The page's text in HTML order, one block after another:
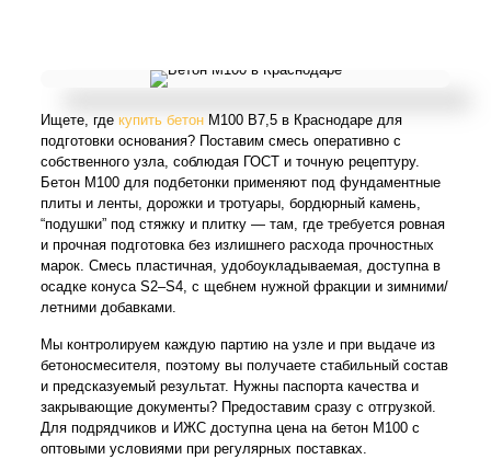
ПОЛУЧИТЬ
Ищете, где купить бетонМ100 В7,5 в Краснодаре для
подготовки основания? Поставим смесь оперативно с
собственного узла, соблюдая ГОСТ и точную рецептуру.
Бетон М100 для подбетонки применяют под фундаментные
плиты и ленты, дорожки и тротуары, бордюрный камень,
“подушки” под стяжку и плитку — там, где требуется ровная
и прочная подготовка без излишнего расхода прочностных
марок. Смесь пластичная, удобоукладываемая, доступна в
осадке конуса S2–S4, с щебнем нужной фракции и зимними/
летними добавками.
Мы контролируем каждую партию на узле и при выдаче из
бетоносмесителя, поэтому вы получаете стабильный состав
и предсказуемый результат. Нужны паспорта качества и
закрывающие документы? Предоставим сразу с отгрузкой.
Для подрядчиков и ИЖС доступна цена на бетон М100 с
оптовыми условиями при регулярных поставках.